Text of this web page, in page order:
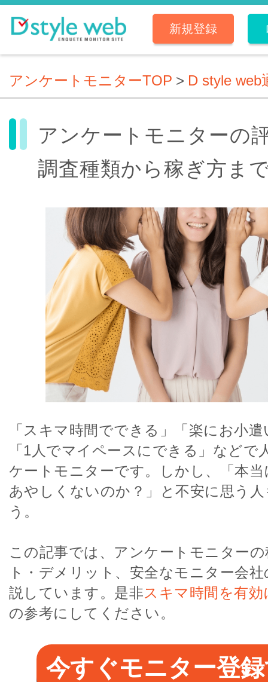
新規登録
アンケートモニターTOP > D style web
アンケートモニターの
調査種類から稼ぎ方ま
「スキマ時間でできる」「楽にお小
「1人でマイペースにできる」などで
ケートモニターです。しかし、「本
あやしくないのか？」と不安に思う
う。
この記事では、アンケートモニター
ト・デメリット、安全なモニター会
説しています。是非スキマ時間を有効
の参考にしてください。
今すぐモニター登